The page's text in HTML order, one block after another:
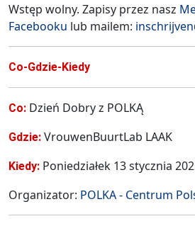
Wstęp wolny. Zapisy przez nasz
Facebooku lub mailem:
Co-Gdzie-Kiedy
Co: Dzień Dobry z POLKĄ
Gdzie: VrouwenBuurtLab LAAK
Kiedy: Poniedziałek 13 stycznia
Organizator: POLKA - Centrum